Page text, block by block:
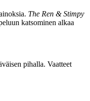
The Ren & Stimpy
katsominen alkaa
pihalla. Vaatteet